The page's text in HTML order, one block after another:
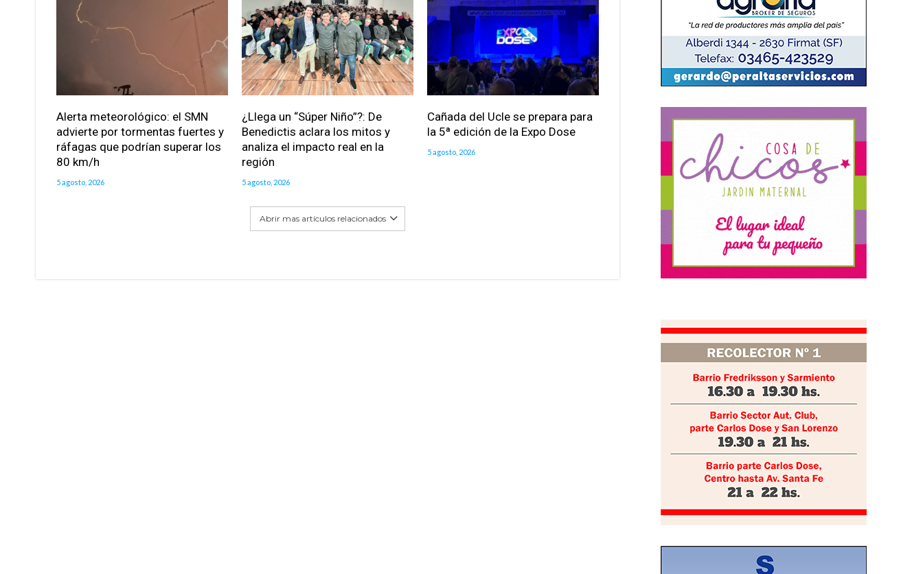
Alerta meteorológico: el SMN
advierte por tormentas fuertes y
ráfagas que podrían superar los
80 km/h
5 agosto, 2026
¿Llega un “Súper Niño”?: De
Benedictis aclara los mitos y
analiza el impacto real en la
región
5 agosto, 2026
Cañada del Ucle se prepara para
la 5ª edición de la Expo Dose
5 agosto, 2026
Abrir mas artículos relacionados